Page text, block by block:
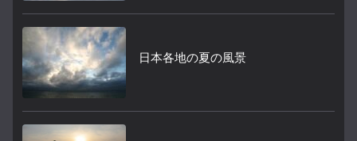
日本各地の夏の風景